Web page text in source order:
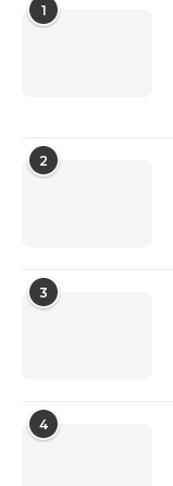
1
2
3
4